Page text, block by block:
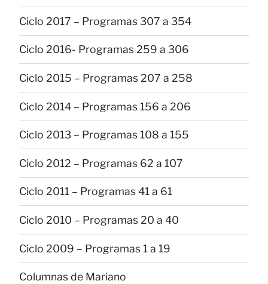
Ciclo 2017 – Programas 307 a 354
Ciclo 2016- Programas 259 a 306
Ciclo 2015 – Programas 207 a 258
Ciclo 2014 – Programas 156 a 206
Ciclo 2013 – Programas 108 a 155
Ciclo 2012 – Programas 62 a 107
Ciclo 2011 – Programas 41 a 61
Ciclo 2010 – Programas 20 a 40
Ciclo 2009 – Programas 1 a 19
Columnas de Mariano